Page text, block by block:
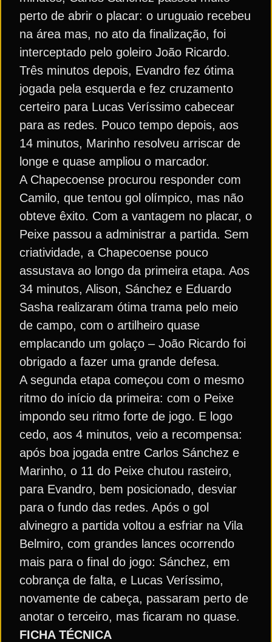
perto de abrir o placar: o uruguaio recebeu
na área mas, no ato da finalização, foi
interceptado pelo goleiro João Ricardo.
Três minutos depois, Evandro fez ótima
jogada pela esquerda e fez cruzamento
certeiro para Lucas Veríssimo cabecear
para as redes. Pouco tempo depois, aos
14 minutos, Marinho resolveu arriscar de
longe e quase ampliou o marcador.
A Chapecoense procurou responder com
Camilo, que tentou gol olímpico, mas não
obteve êxito. Com a vantagem no placar, o
Peixe passou a administrar a partida. Sem
criatividade, a Chapecoense pouco
assustava ao longo da primeira etapa. Aos
34 minutos, Alison, Sánchez e Eduardo
Sasha realizaram ótima trama pelo meio
de campo, com o artilheiro quase
emplacando um golaço – João Ricardo foi
obrigado a fazer uma grande defesa.
A segunda etapa começou com o mesmo
ritmo do início da primeira: com o Peixe
impondo seu ritmo forte de jogo. E logo
cedo, aos 4 minutos, veio a recompensa:
após boa jogada entre Carlos Sánchez e
Marinho, o 11 do Peixe chutou rasteiro,
para Evandro, bem posicionado, desviar
para o fundo das redes. Após o gol
alvinegro a partida voltou a esfriar na Vila
Belmiro, com grandes lances ocorrendo
mais para o final do jogo: Sánchez, em
cobrança de falta, e Lucas Veríssimo,
novamente de cabeça, passaram perto de
anotar o terceiro, mas ficaram no quase.
FICHA TÉCNICA